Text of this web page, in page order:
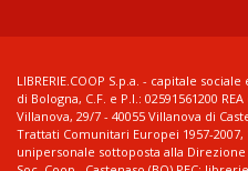
LIBRERIE.COOP S.p.a. - capitale
di Bologna, C.F. e P.I.: 02591561200
Villanova, 29/7 - 40055 Villanova di
Trattati Comunitari Europei 1957-2007,
unipersonale sottoposta alla